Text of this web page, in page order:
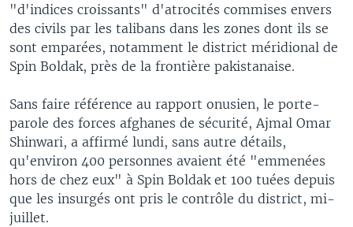
"d'indices croissants" d'atrocités commises envers
des civils par les talibans dans les zones dont ils se
sont emparées, notamment le district méridional de
Spin Boldak, près de la frontière pakistanaise.
Sans faire référence au rapport onusien, le porte-
parole des forces afghanes de sécurité, Ajmal Omar
Shinwari, a affirmé lundi, sans autre détails,
qu'environ 400 personnes avaient été "emmenées
hors de chez eux" à Spin Boldak et 100 tuées depuis
que les insurgés ont pris le contrôle du district, mi-
juillet.